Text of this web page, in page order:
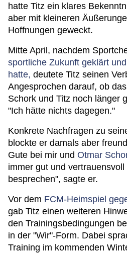
hatte Titz ein klares
aber mit kleineren
Hoffnungen geweckt.
Mitte April, nachdem
sportliche Zukunft geklärt
hatte, deutete Titz seinen
Angesprochen darauf, ob
Schork und Titz noch länger
"Ich hätte nichts dagegen."
Konkrete Nachfragen zu
blockte er damals aber
Gute bei mir und Otmar
immer gut und
besprechen", sagte er.
Vor dem FCM-Heimspiel
gab Titz einen weiteren
den Trainingsbedingungen
in der "Wir"-Form. Dabei
Training im kommenden